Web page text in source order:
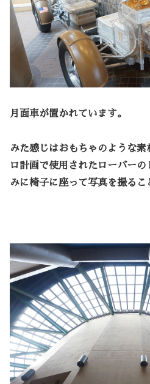
月面車が置かれています。
みた感じはおもちゃのような
ロ計画で使用されたローバー
みに椅子に座って写真を撮るこ